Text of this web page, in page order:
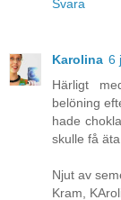
Svara
Karolina 6
Härligt
belöning
hade
skulle få
Njut av
Kram,